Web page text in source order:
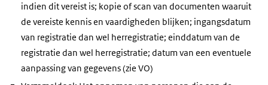
indien dit vereist is; kopie of scan van documenten waaruit
de vereiste kennis en vaardigheden blijken; ingangsdatum
van registratie dan wel herregistratie; einddatum van de
registratie dan wel herregistratie; datum van een eventuele
aanpassing van gegevens (zie VO)